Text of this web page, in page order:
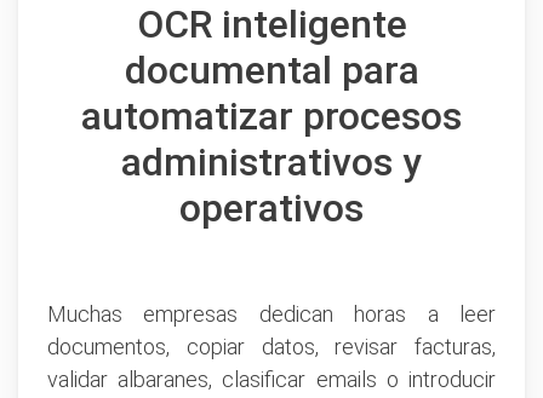
OCR inteligente
documental para
automatizar procesos
administrativos y
operativos
Muchas empresas dedican horas a leer
documentos, copiar datos, revisar facturas,
validar albaranes, clasificar emails o introducir